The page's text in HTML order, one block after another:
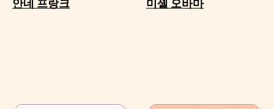
안네 프랑크 미셸 오바마